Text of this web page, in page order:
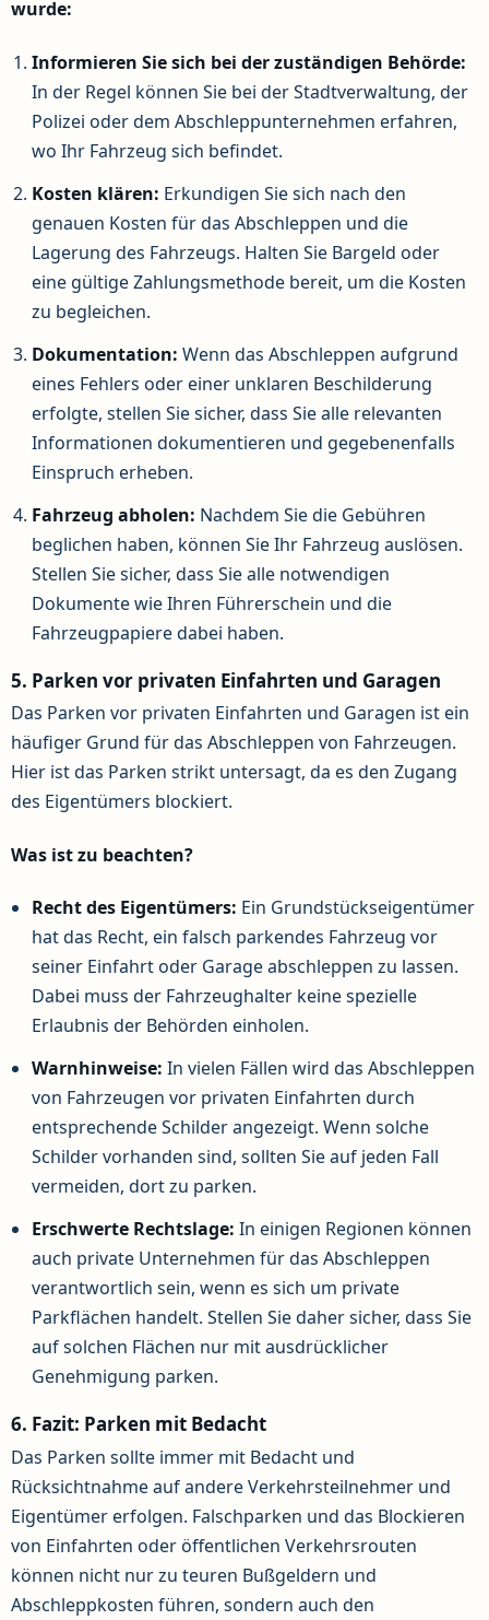
wurde:
Informieren Sie sich bei der zuständigen Behörde:
In der Regel können Sie bei der Stadtverwaltung, der
Polizei oder dem Abschleppunternehmen erfahren,
wo Ihr Fahrzeug sich befindet.
Kosten klären: Erkundigen Sie sich nach den
genauen Kosten für das Abschleppen und die
Lagerung des Fahrzeugs. Halten Sie Bargeld oder
eine gültige Zahlungsmethode bereit, um die Kosten
zu begleichen.
Dokumentation: Wenn das Abschleppen aufgrund
eines Fehlers oder einer unklaren Beschilderung
erfolgte, stellen Sie sicher, dass Sie alle relevanten
Informationen dokumentieren und gegebenenfalls
Einspruch erheben.
Fahrzeug abholen: Nachdem Sie die Gebühren
beglichen haben, können Sie Ihr Fahrzeug auslösen.
Stellen Sie sicher, dass Sie alle notwendigen
Dokumente wie Ihren Führerschein und die
Fahrzeugpapiere dabei haben.
5. Parken vor privaten Einfahrten und Garagen
Das Parken vor privaten Einfahrten und Garagen ist ein
häufiger Grund für das Abschleppen von Fahrzeugen.
Hier ist das Parken strikt untersagt, da es den Zugang
des Eigentümers blockiert.
Was ist zu beachten?
Recht des Eigentümers: Ein Grundstückseigentümer
hat das Recht, ein falsch parkendes Fahrzeug vor
seiner Einfahrt oder Garage abschleppen zu lassen.
Dabei muss der Fahrzeughalter keine spezielle
Erlaubnis der Behörden einholen.
Warnhinweise: In vielen Fällen wird das Abschleppen
von Fahrzeugen vor privaten Einfahrten durch
entsprechende Schilder angezeigt. Wenn solche
Schilder vorhanden sind, sollten Sie auf jeden Fall
vermeiden, dort zu parken.
Erschwerte Rechtslage: In einigen Regionen können
auch private Unternehmen für das Abschleppen
verantwortlich sein, wenn es sich um private
Parkflächen handelt. Stellen Sie daher sicher, dass Sie
auf solchen Flächen nur mit ausdrücklicher
Genehmigung parken.
6. Fazit: Parken mit Bedacht
Das Parken sollte immer mit Bedacht und
Rücksichtnahme auf andere Verkehrsteilnehmer und
Eigentümer erfolgen. Falschparken und das Blockieren
von Einfahrten oder öffentlichen Verkehrsrouten
können nicht nur zu teuren Bußgeldern und
Abschleppkosten führen, sondern auch den